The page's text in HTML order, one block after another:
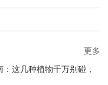
这几种植物千万别碰，
更多